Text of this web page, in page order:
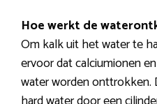
Hoe werkt de
Om kalk uit het water te
ervoor dat calciumionen
water worden